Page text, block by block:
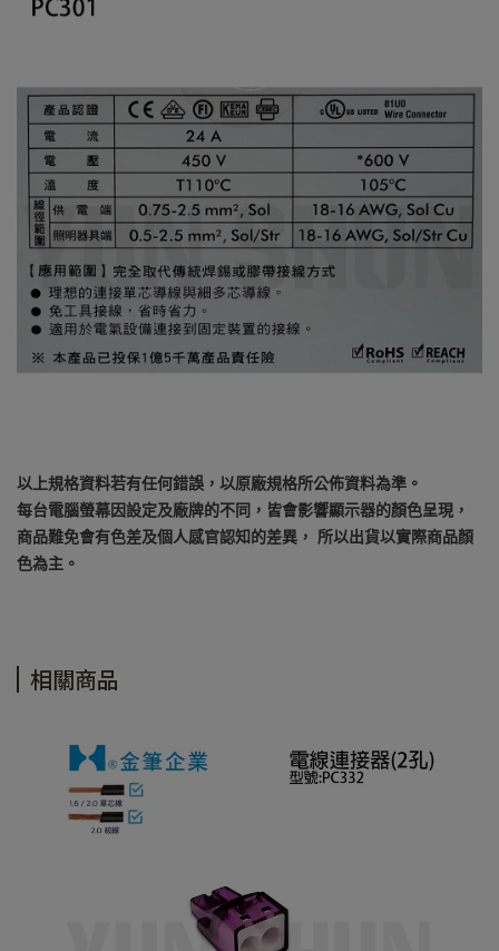
以上規格資料若有任何錯誤，以原廠規格所公佈資料為準。
每台電腦螢幕因設定及廠牌的不同，皆會影響顯示器的顏色呈現，
商品難免會有色差及個人感官認知的差異， 所以出貨以實際商品顏
色為主。
相關商品